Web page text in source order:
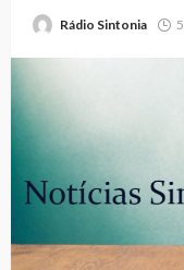
Rádio Sintonia